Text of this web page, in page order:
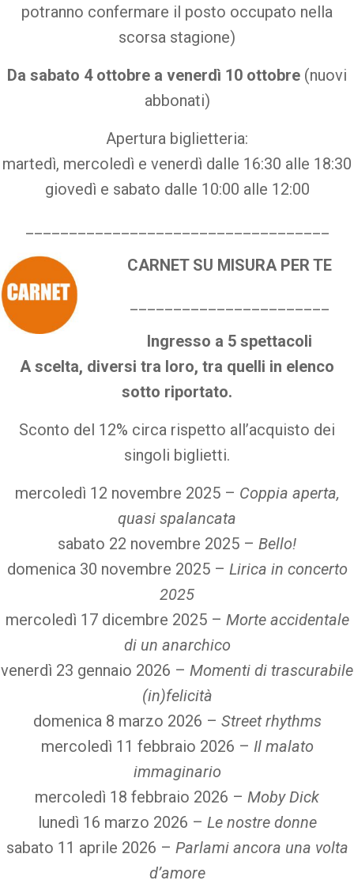
potranno confermare il posto occupato nella
scorsa stagione)
Da sabato 4 ottobre a venerdì 10 ottobre (nuovi
abbonati)
Apertura biglietteria:
martedì, mercoledì e venerdì dalle 16:30 alle 18:30
giovedì e sabato dalle 10:00 alle 12:00
CARNET SU MISURA PER TE
Ingresso a 5 spettacoli
A scelta, diversi tra loro, tra quelli in elenco
sotto riportato.
Sconto del 12% circa rispetto all’acquisto dei
singoli biglietti.
mercoledì 12 novembre 2025 – Coppia aperta,
quasi spalancata
sabato 22 novembre 2025 – Bello!
domenica 30 novembre 2025 – Lirica in concerto
2025
mercoledì 17 dicembre 2025 – Morte accidentale
di un anarchico
venerdì 23 gennaio 2026 – Momenti di trascurabile
(in)felicità
domenica 8 marzo 2026 – Street rhythms
mercoledì 11 febbraio 2026 – Il malato
immaginario
mercoledì 18 febbraio 2026 – Moby Dick
lunedì 16 marzo 2026 – Le nostre donne
sabato 11 aprile 2026 – Parlami ancora una volta
d’amore